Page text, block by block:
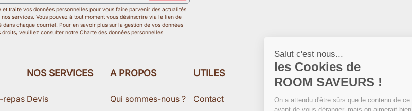
les Cookies de
ROOM SAVEURS !
On a attendu d'être sûrs que le contenu de ce site vous intéresse
avant de vous déranger, mais on aimerait bien vous
et traite vos données personnelles pour vous faire parvenir des actualités
services. Vous pouvez à tout moment vous désinscrire via le lien de
dans chaque courriel. Pour en savoir plus sur la gestion de vos données
droits, veuillez consulter notre Charte des données personnelles.
repas
NOS SERVICES
Devis
A PROPOS
Qui sommes-nous ?
UTILES
Contact